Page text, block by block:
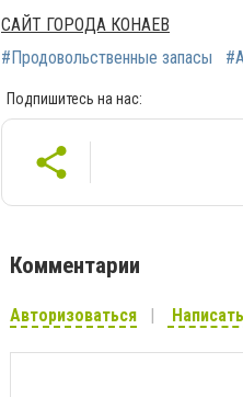
САЙТ ГОРОДА КОНАЕВ
#Продовольственные запасы
Подпишитесь на нас:
Комментарии
Авторизоваться